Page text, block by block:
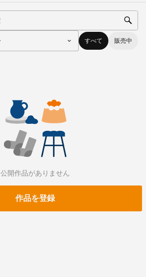
すべて 販売中
公開作品がありません
作品を登録